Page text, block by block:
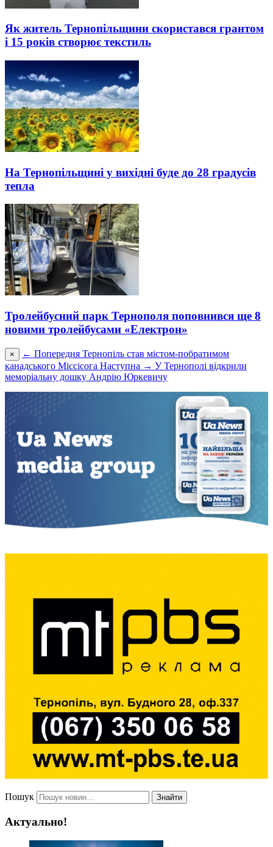
Як житель Тернопільщини скористався грантом
і 15 років створює текстиль
На Тернопільщині у вихідні буде до 28 градусів
тепла
Тролейбусний парк Тернополя поповнився ще 8
новими тролейбусами «Електрон»
× ← Попередня Тернопіль став містом-побратимом
канадського Міссісога Наступна → У Тернополі відкрили
меморіальну дошку Андрію Юркевичу
Пошук Знайти
Актуально!